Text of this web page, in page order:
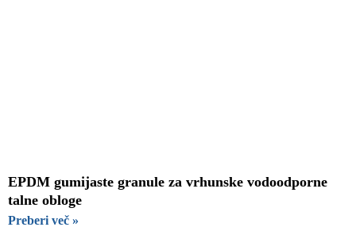
EPDM gumijaste granule za vrhunske vodoodporne
talne obloge
Preberi več »